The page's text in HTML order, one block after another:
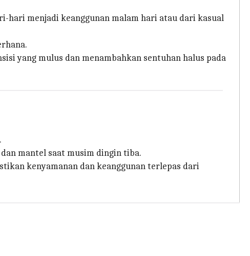
hari menjadi keanggunan malam hari atau dari kasual
yang mulus dan menambahkan sentuhan halus pada
mantel saat musim dingin tiba.
kenyamanan dan keanggunan terlepas dari